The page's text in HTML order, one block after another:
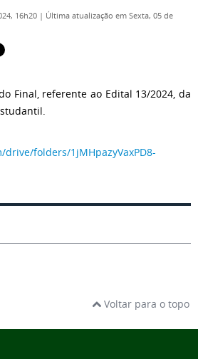
16h20 | Última atualização em Sexta, 05 de
Final, referente ao Edital 13/2024, da
folders/1jMHpazyVaxPD8-
Voltar para o topo